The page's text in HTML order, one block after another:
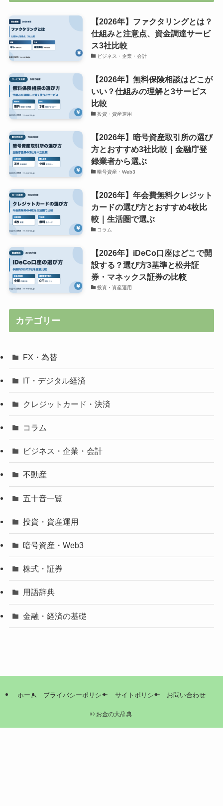
【2026年】ファクタリングとは？
仕組みと注意点、資金調達サービ
ス3社比較
ビジネス・企業・会計
【2026年】無料保険相談はどこが
いい？仕組みの理解と3サービス
比較
投資・資産運用
【2026年】暗号資産取引所の選び
方とおすすめ3社比較｜金融庁登
録業者から選ぶ
暗号資産・Web3
【2026年】年会費無料クレジット
カードの選び方とおすすめ4枚比
較｜生活圏で選ぶ
コラム
【2026年】iDeCo口座はどこで開
設する？選び方3基準と松井証
券・マネックス証券の比較
投資・資産運用
カテゴリー
FX・為替
IT・デジタル経済
クレジットカード・決済
コラム
ビジネス・企業・会計
不動産
五十音一覧
投資・資産運用
暗号資産・Web3
株式・証券
用語辞典
金融・経済の基礎
ホーム プライバシーポリシー サイトポリシー お問い合わせ
©お金の大辞典.